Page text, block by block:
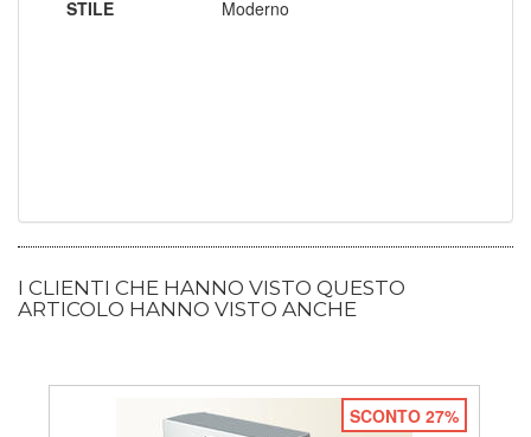
STILE
Moderno
I CLIENTI CHE HANNO VISTO QUESTO
ARTICOLO HANNO VISTO ANCHE
SCONTO 27%